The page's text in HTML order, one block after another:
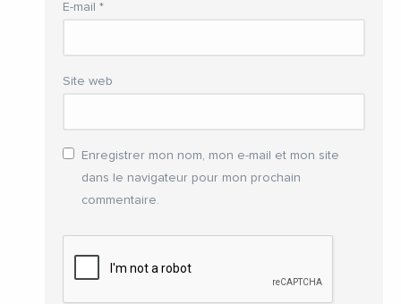
E-mail *
Site web
Enregistrer mon nom, mon e-mail et mon site
dans le navigateur pour mon prochain
commentaire.